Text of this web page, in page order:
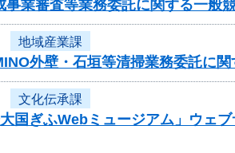
事業審査等業務委託に関する一般
地域産業課
外壁・石垣等清掃業務委託に
文化伝承課
国ぎふWebミュージアム」ウェ